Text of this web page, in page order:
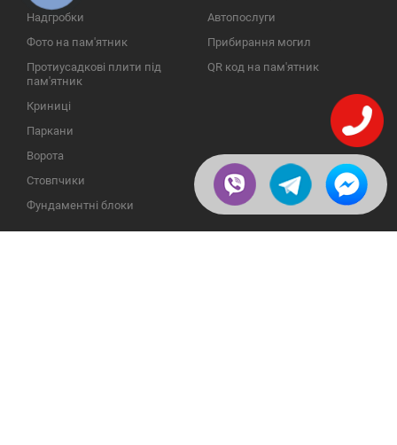
Надгробки
Фото на пам'ятник
Протиусадкові плити під
пам'ятник
Криниці
Паркани
Ворота
Стовпчики
Фундаментні блоки
Автопослуги
Прибирання могил
QR код на пам'ятник